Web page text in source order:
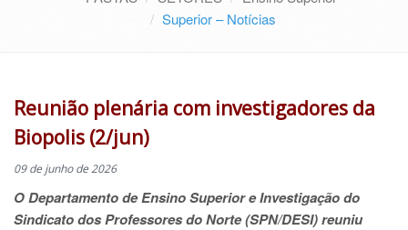
Superior – Notícias
Reunião plenária com investigadores da
Biopolis (2/jun)
09 de junho de 2026
O Departamento de Ensino Superior e Investigação do
Sindicato dos Professores do Norte (SPN/DESI) reuniu